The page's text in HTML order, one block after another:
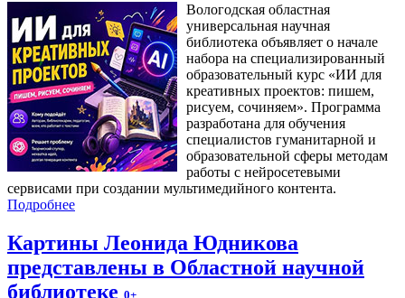
Вологодская областная
универсальная научная
библиотека объявляет о начале
набора на специализированный
образовательный курс «ИИ для
креативных проектов: пишем,
рисуем, сочиняем». Программа
разработана для обучения
специалистов гуманитарной и
образовательной сферы методам
работы с нейросетевыми
сервисами при создании мультимедийного контента.
Подробнее
Картины Леонида Юдникова
представлены в Областной научной
библиотеке 0+